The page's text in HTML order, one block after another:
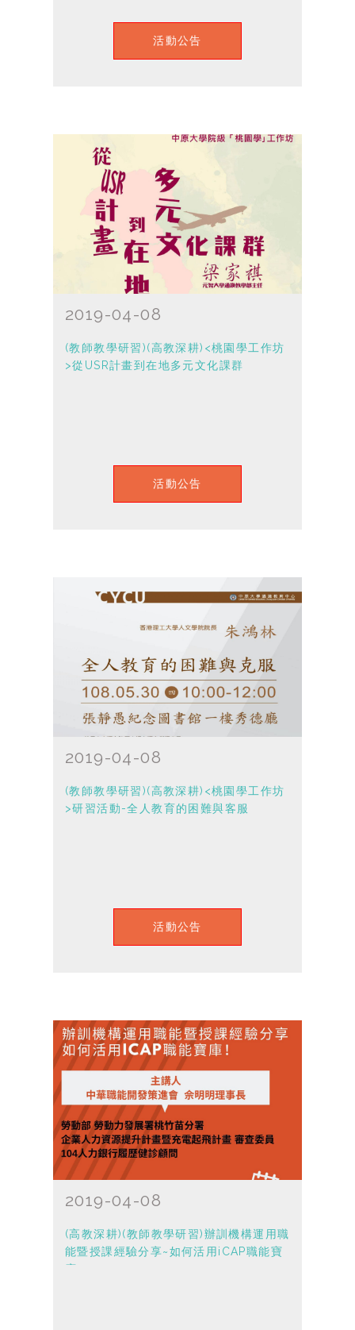
活動公告
2019-04-08
(教師教學研習)(高教深耕)<桃園學工作坊
>從USR計畫到在地多元文化課群
活動公告
2019-04-08
(教師教學研習)(高教深耕)<桃園學工作坊
>研習活動-全人教育的困難與客服
活動公告
2019-04-08
(高教深耕)(教師教學研習)辦訓機構運用職
能暨授課經驗分享~如何活用iCAP職能寶
庫！